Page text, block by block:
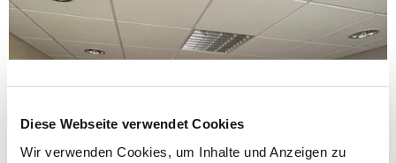
Diese Webseite verwendet Cookies
Wir verwenden Cookies, um Inhalte und Anzeigen zu
ANFRAGELISTE